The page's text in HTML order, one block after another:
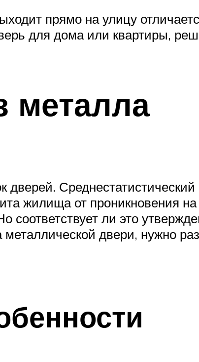
прямо на улицу
для дома или квартиры,
металла
Среднестатистический
жилища от проникновения
соответствует ли это
двери, нужно